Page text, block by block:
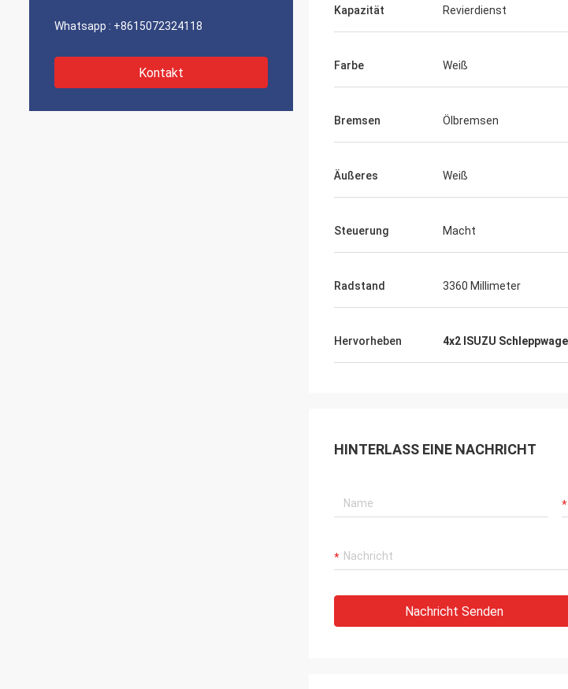
Whatsapp : +8615072324118
Kontakt
Kapazität Revierdienst
Farbe Weiß
Bremsen Ölbremsen
Äußeres Weiß
Steuerung Macht
Radstand 3360 Millimeter
Hervorheben 4x2 ISUZU
HINTERLASS EINE NACHRICHT
Nachricht Senden